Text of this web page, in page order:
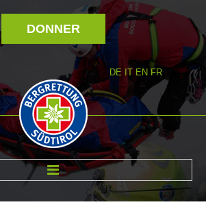
DONNER
DE IT EN FR